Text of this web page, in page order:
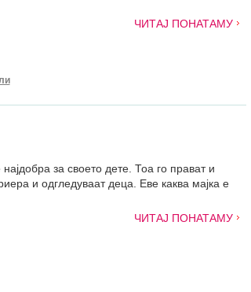
ЧИТАЈ ПОНАТАМУ
за своето дете. Тоа го прават и
и одгледуваат деца. Еве каква мајка е
ЧИТАЈ ПОНАТАМУ